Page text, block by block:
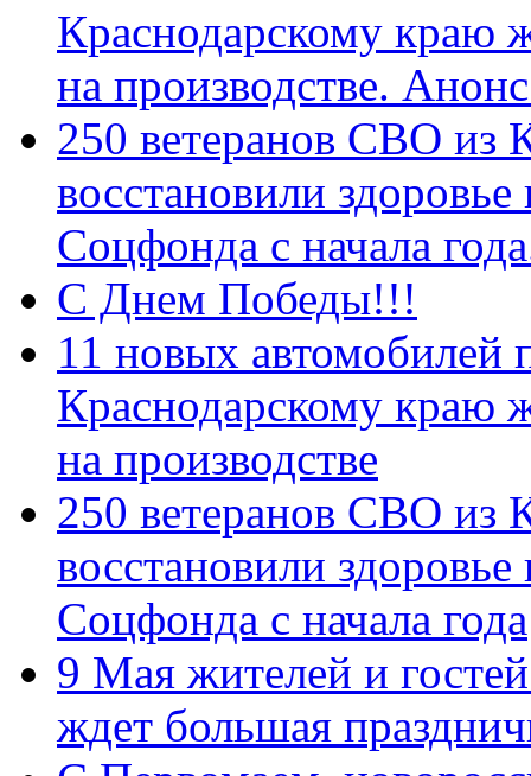
Краснодарскому краю
на производстве.
250 ветеранов СВО из
восстановили
Соцфонда с начала
С Днем Победы!!!
11 новых автомобилей
Краснодарскому краю
на производстве
250 ветеранов СВО из
восстановили
Соцфонда с начала года
9 Мая жителей и
ждет большая